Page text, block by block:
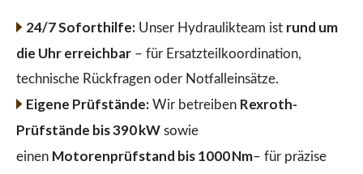
24/7 Soforthilfe:Unser Hydraulikteam ist rund um
die Uhr erreichbar – für Ersatzteilkoordination,
technische Rückfragen oder Notfalleinsätze.
Eigene Prüfstände:Wir betreiben Rexroth-
Prüfstände bis 390 kW sowie
einen Motorenprüfstand bis 1000 Nm– für präzise